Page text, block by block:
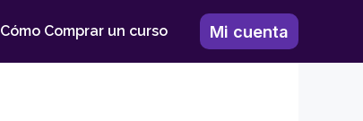
Cómo Comprar un curso Mi cuenta